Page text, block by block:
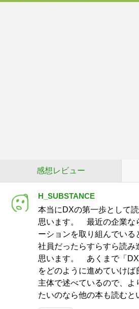
感想レビュー
H_SUBSTANCE
本当にDXの第一歩として
思います。 最近の企業な
ーションを取り組んでいる
社員だったらすらすら読み
思います。 あくまで「
をどのように進めていけば
主体で述べているので、よ
たいのなら他の本も読むと